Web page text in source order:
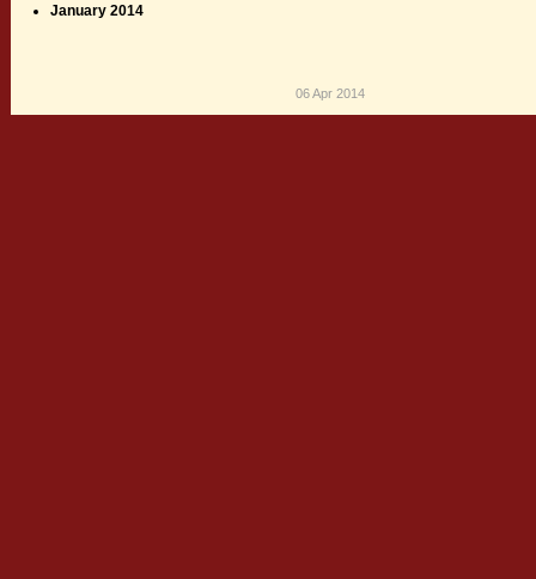
January 2014
06 Apr 2014